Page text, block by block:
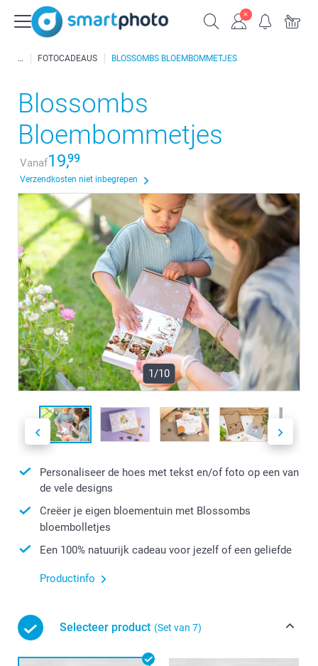
FOTOCADEAUS BLOSSOMBS BLOEMBOMMETJES
Blossombs
Bloembommetjes
Vanaf19,99
Verzendkosten niet inbegrepen
1/10
Personaliseer de hoes met tekst en/of foto op een van
de vele designs
Creëer je eigen bloementuin met Blossombs
bloembolletjes
Een 100% natuurijk cadeau voor jezelf of een geliefde
Productinfo
Selecteer product (Set van 7)